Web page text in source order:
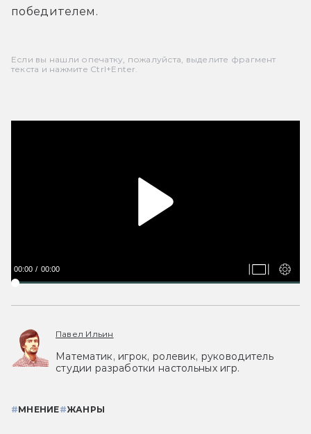
победителем.
Если вы нашли опечатку, пожалуйста, выделите фрагмент
текста и нажмите Ctrl+Enter.
00:00 00:00
Павел Ильин
Математик, игрок, ролевик, руководитель
студии разработки настольных игр.
#МНЕНИЕ#ЖАНРЫ